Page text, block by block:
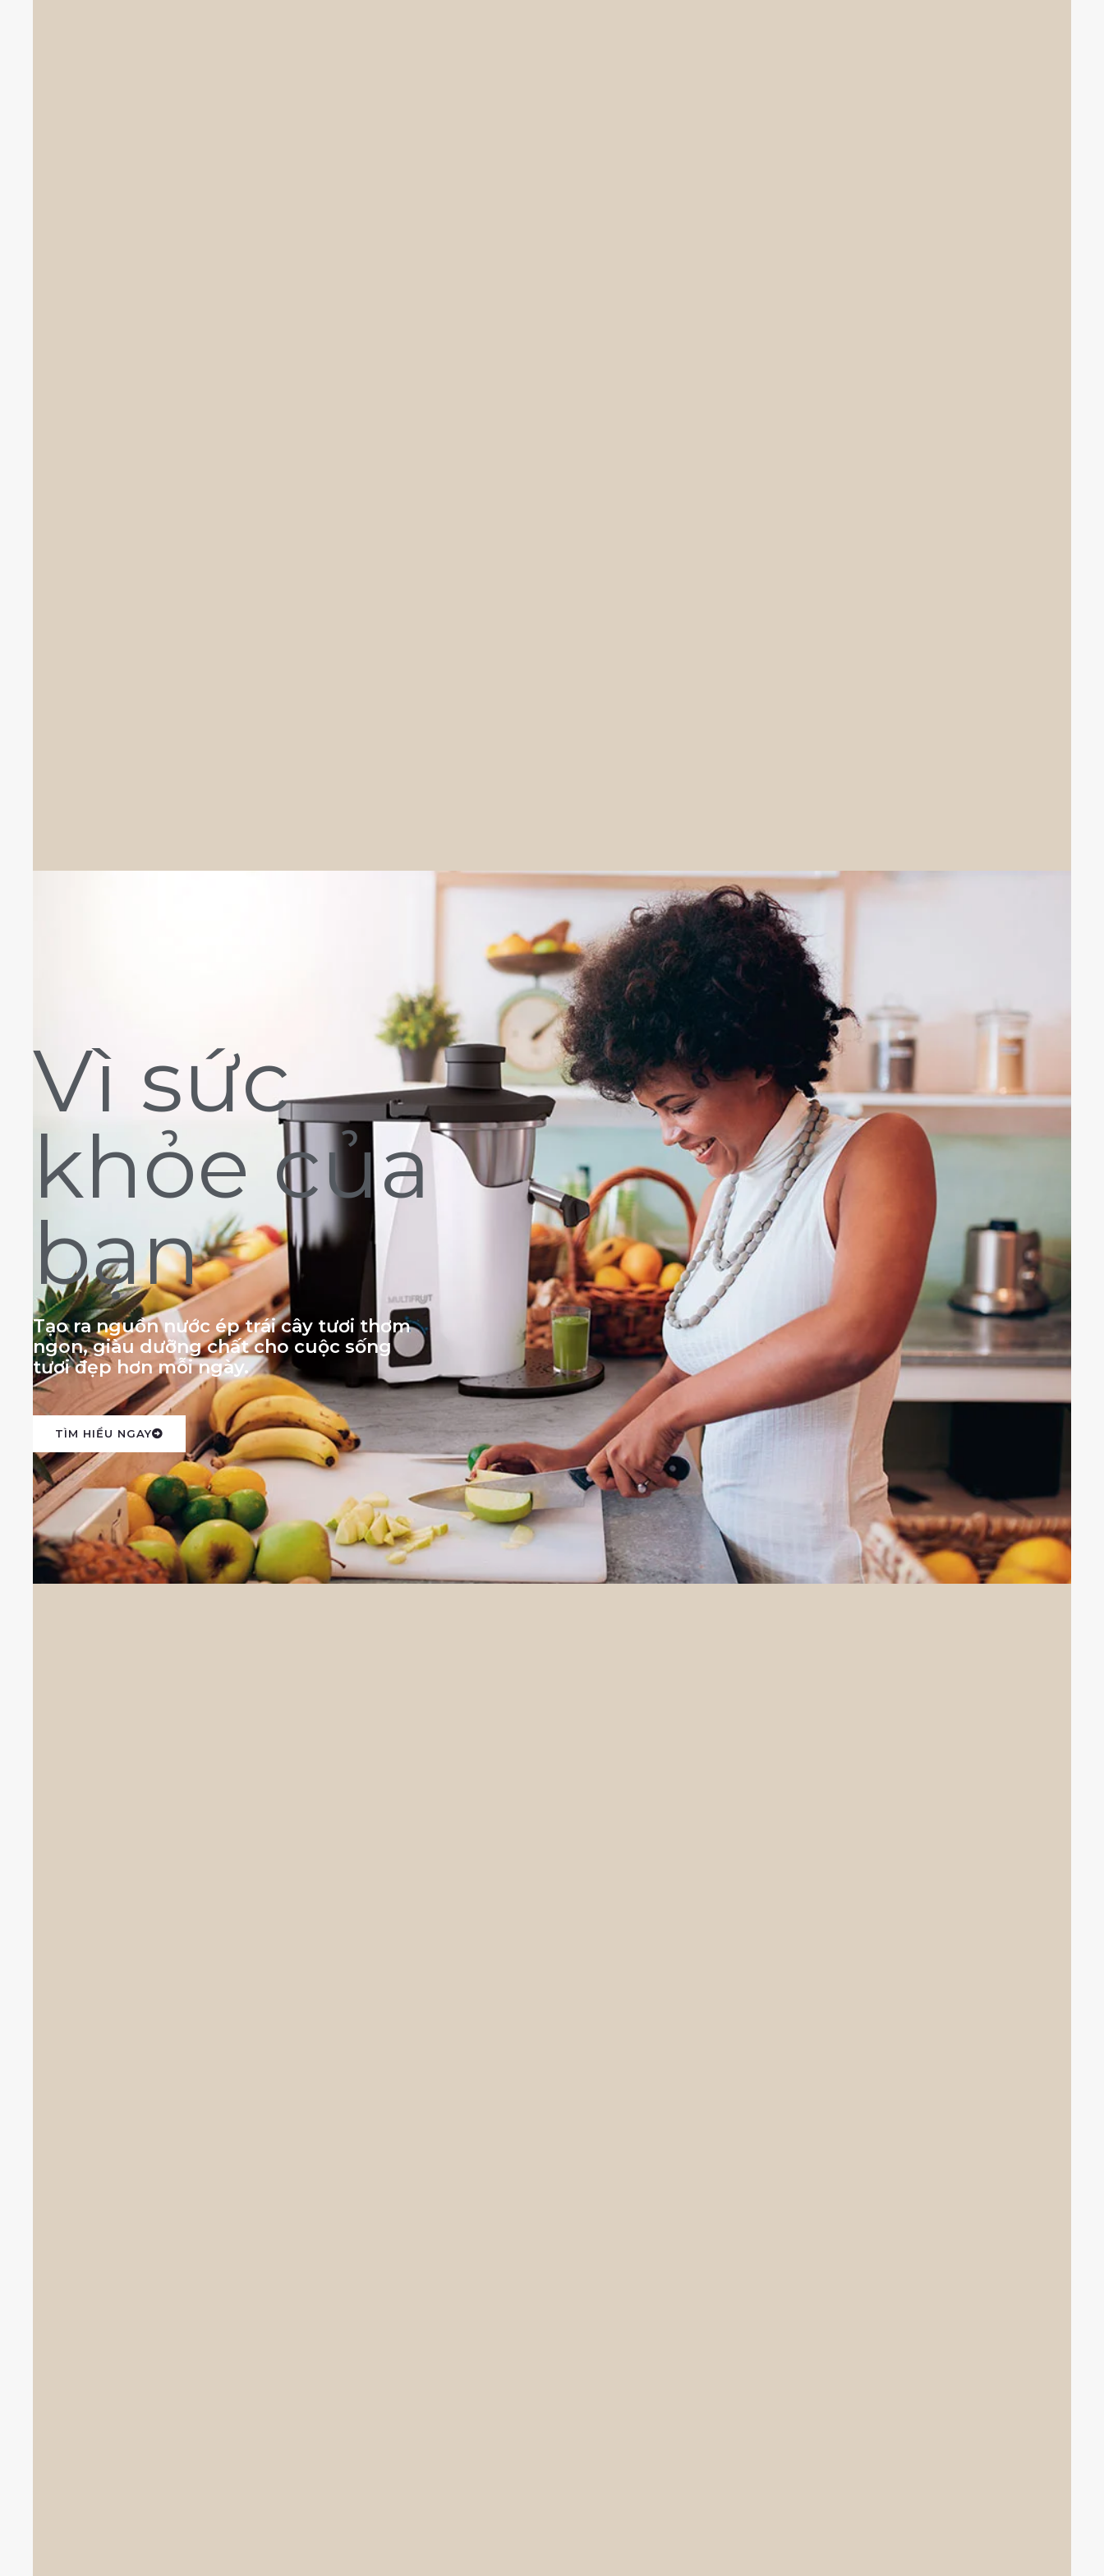
Vì sức
khỏe của
bạn
Tạo ra nguồn nước ép trái cây tươi thơm
ngon, giàu dưỡng chất cho cuộc sống
tươi đẹp hơn mỗi ngày.
TÌM HIỂU NGAY